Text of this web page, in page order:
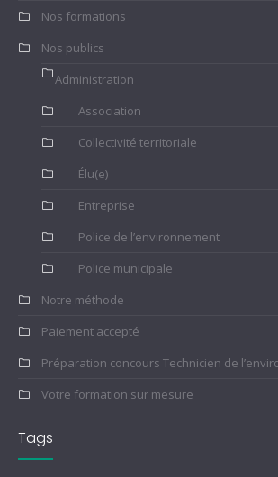
Nos formations
Nos publics
Administration
Association
Collectivité territoriale
Élu(e)
Entreprise
Police de l’environnement
Police municipale
Notre méthode
Paiement accepté
Préparation concours Technicien de
Votre formation sur mesure
Tags